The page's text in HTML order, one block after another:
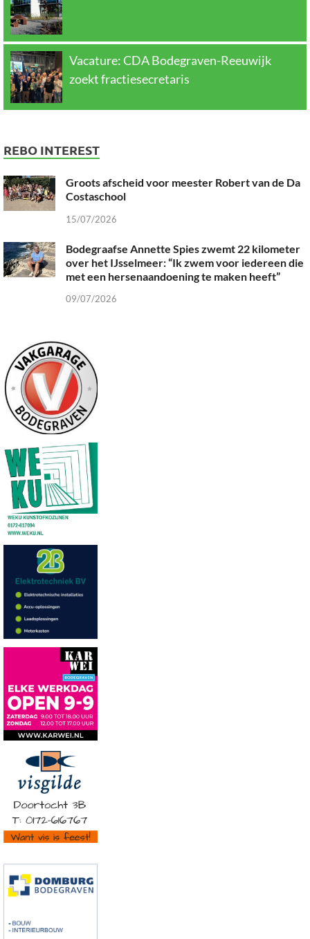
Vacature: CDA Bodegraven-Reeuwijk
zoekt fractiesecretaris
REBO INTEREST
Groots afscheid voor meester Robert van de Da
Costaschool
15/07/2026
Bodegraafse Annette Spies zwemt 22 kilometer
over het IJsselmeer: “Ik zwem voor iedereen die
met een hersenaandoening te maken heeft”
09/07/2026